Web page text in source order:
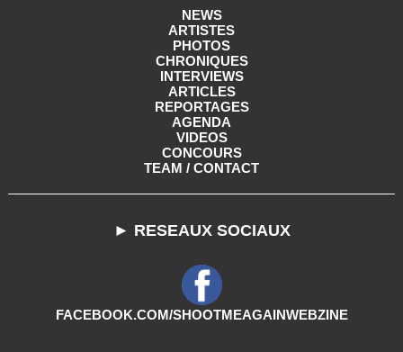
NEWS
ARTISTES
PHOTOS
CHRONIQUES
INTERVIEWS
ARTICLES
REPORTAGES
AGENDA
VIDEOS
CONCOURS
TEAM / CONTACT
► RESEAUX SOCIAUX
FACEBOOK.COM/SHOOTMEAGAINWEBZINE